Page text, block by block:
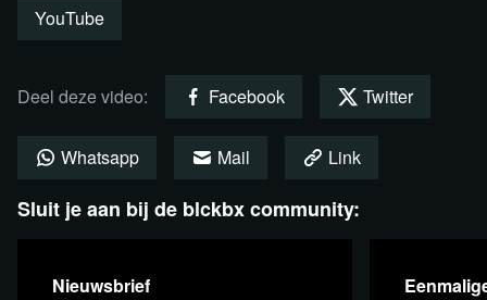
Plaats een reactie
YouTube
Deel deze video: Facebook Twitter
Whatsapp Mail Link
Sluit je aan bij de blckbx community:
Nieuwsbrief